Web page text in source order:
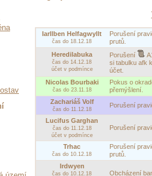
Iarllben Helfagwyllt
čas do 18.12.18
Porušení
prutů.
Heredilabuka
čas do 14.12.18
účet v podmínce
Porušení
si tabulku afk
účet.
Nicolas Bourbaki
čas do 23.11.18
Pokus o
přemýšlení.
Zachariáš Volf
čas do 11.12.18
Porušení
Lucifus Garghan
čas do 11.12.18
účet v podmínce
Porušení
Trhac
čas do 10.12.18
Porušení
prutů.
Irdwyen
čas do 10.12.18
Obcházení